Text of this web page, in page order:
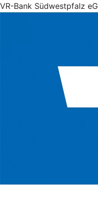
VR-Bank Südwestpfalz eG